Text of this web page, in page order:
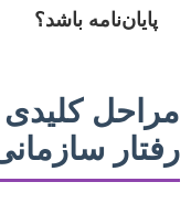
پایان‌نامه باشد؟
مراحل کلیدی
رفتار